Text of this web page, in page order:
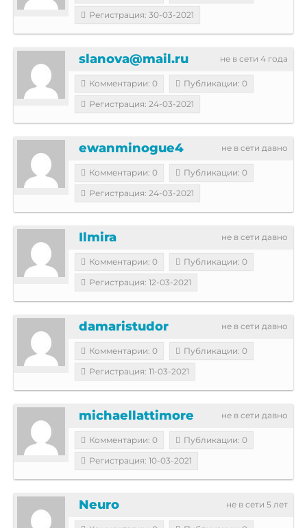
Регистрация: 30-03-2021
не в сети 4 года
slanova@mail.ru
Комментарии: 0
Публикации: 0
Регистрация: 24-03-2021
не в сети давно
ewanminogue4
Комментарии: 0
Публикации: 0
Регистрация: 24-03-2021
не в сети давно
Ilmira
Комментарии: 0
Публикации: 0
Регистрация: 12-03-2021
не в сети давно
damaristudor
Комментарии: 0
Публикации: 0
Регистрация: 11-03-2021
не в сети давно
michaellattimore
Комментарии: 0
Публикации: 0
Регистрация: 10-03-2021
не в сети 5 лет
Neuro